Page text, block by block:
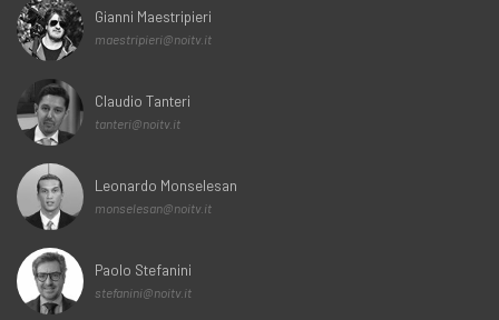
Gianni Maestripieri
maestripieri@noitv.it
Claudio Tanteri
tanteri@noitv.it
Leonardo Monselesan
monselesan@noitv.it
Paolo Stefanini
stefanini@noitv.it